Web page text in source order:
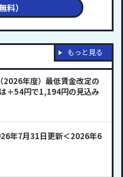
料）
2026年度）最低賃金改定の
＋54円で1,194円の見込み
年7月31日更新＜2026年6
もっと見る